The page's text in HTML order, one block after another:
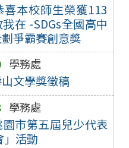
喜本校師生榮獲113
在 -SDGs全國高中
爭霸賽創意獎
學務處
文學獎徵稿
學務處
園市第五屆兒少代表
」活動